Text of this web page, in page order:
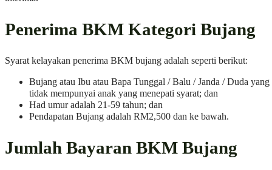
Penerima BKM Kategori Bujang
Syarat kelayakan penerima BKM bujang adalah seperti berikut:
Bujang atau Ibu atau Bapa Tunggal / Balu / Janda / Duda yang
tidak mempunyai anak yang menepati syarat; dan
Had umur adalah 21-59 tahun; dan
Pendapatan Bujang adalah RM2,500 dan ke bawah.
Jumlah Bayaran BKM Bujang